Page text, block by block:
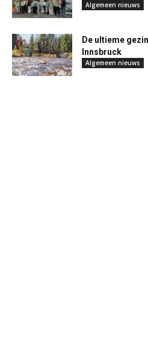
Algemeen nieuws
De ultieme
Innsbruck
Algemeen nieuws